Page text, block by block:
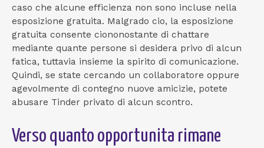
caso che alcune efficienza non sono incluse nella
esposizione gratuita. Malgrado cio, la esposizione
gratuita consente ciononostante di chattare
mediante quante persone si desidera privo di alcun
fatica, tuttavia insieme la spirito di comunicazione.
Quindi, se state cercando un collaboratore oppure
agevolmente di contegno nuove amicizie, potete
abusare Tinder privato di alcun scontro.
Verso quanto opportunita rimane